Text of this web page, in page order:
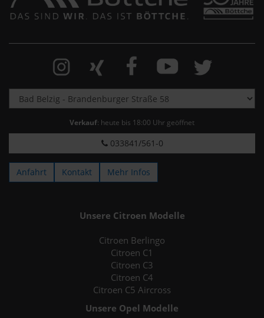
Verkauf: heute bis 18:00 Uhr geöffnet
033841/561-0
Anfahrt Kontakt Mehr Infos
Unsere Citroen Modelle
Citroen Berlingo
Citroen C1
Citroen C3
Citroen C4
Citroen C5 Aircross
Unsere Opel Modelle